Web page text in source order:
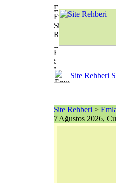
Site Rehberi
Site Rehberi >
7 Ağustos 2026,